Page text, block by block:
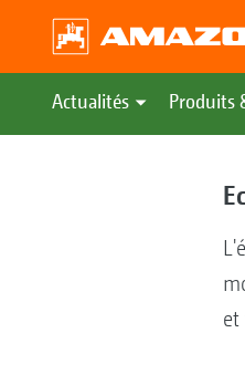
Actualités Produits
et